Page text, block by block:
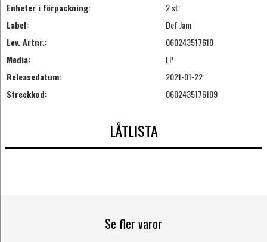
Enheter i förpackning:
2 st
Label:
Def Jam
Lev. Artnr.:
060243517610
Media:
LP
Releasedatum:
2021-01-22
Streckkod:
0602435176109
LÅTLISTA
Se fler varor